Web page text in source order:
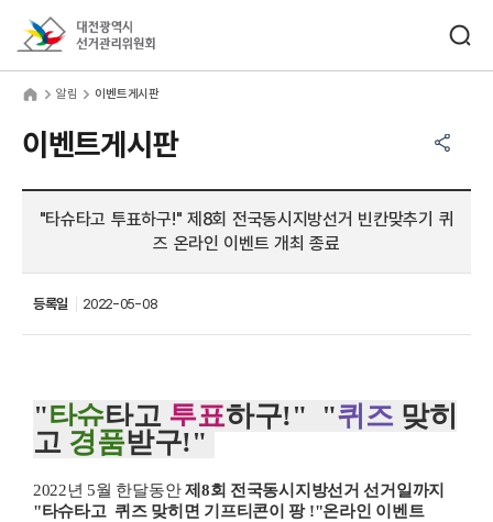
알림 이벤트게시판
이벤트게시판
"타슈타고 투표하구!" 제8회 전국동시지방선거 빈칸맞추기 퀴
즈 온라인 이벤트 개최 종료
등록일 2022-05-08
"타슈타고 투표하구!" "퀴즈 맞히
고 경품받구!"
2022년 5월 한달동안제8회 전국동시지방선거 선거일까지
"타슈타고 퀴즈 맞히면 기프티콘이 팡 !"온라인 이벤트